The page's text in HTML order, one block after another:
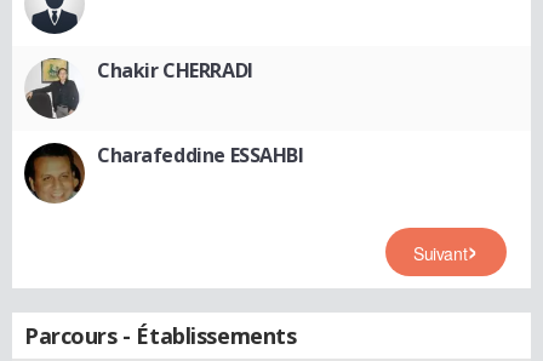
Chakir CHERRADI
Charafeddine ESSAHBI
Suivant
Parcours - Établissements